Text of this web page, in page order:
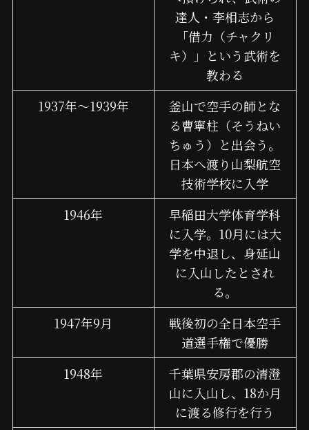
達人・李相志から
「借力（チャクリ
キ）」という武術を
教わる
1937年～1939年
釜山で空手の師とな
る曹寧柱（そうねい
ちゅう）と出会う。
日本へ渡り山梨航空
技術学校に入学
1946年
早稲田大学体育学科
に入学。10月には大
学を中退し、身延山
に入山したとされ
る。
1947年9月
戦後初の全日本空手
道選手権で優勝
1948年
千葉県安房郡の清澄
山に入山し、18か月
に渡る修行を行う